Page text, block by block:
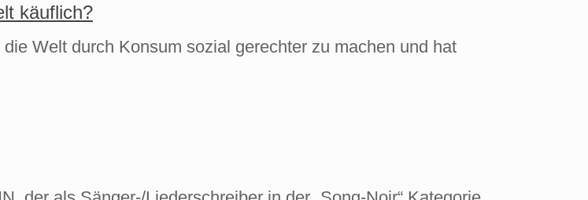
käuflich?
Welt durch Konsum sozial gerechter zu machen und hat